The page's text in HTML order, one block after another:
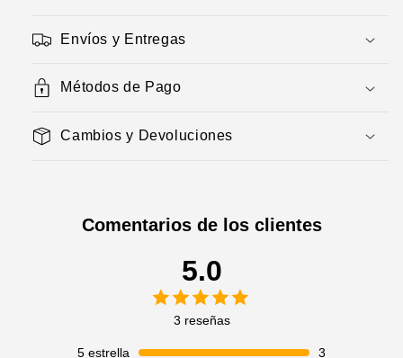
Envíos y Entregas
Métodos de Pago
Cambios y Devoluciones
Comentarios de los clientes
5.0
3 reseñas
5estrella
3